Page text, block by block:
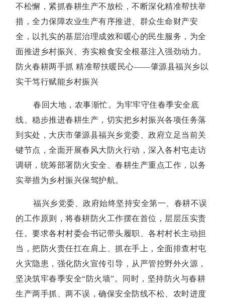
不松懈，紧抓春耕生产不放松，不断深化精准帮扶举
措，全力保障农业生产有序推进、群众生命财产安
全，以扎实的基层治理成效和暖心的民生服务，为全
面推进乡村振兴、夯实粮食安全根基注入强劲动力。
防火春耕两手抓 精准帮扶暖民心——肇源县福兴乡以
实干笃行赋能乡村振兴
春回大地，农事渐忙。为牢牢守住春季安全底
线、稳步推进春耕生产，切实把乡村振兴各项任务落
到实处，大庆市肇源县福兴乡党委、政府立足当前关
键节点，全面开展春风大防火行动，深入各村屯走访
调研，统筹部署防火安全、春耕生产重点工作，以务
实举措为乡村振兴保驾护航。
福兴乡党委、政府始终坚持安全第一、春耕不误
的工作原则，将春耕防火工作摆在首位，层层压实责
任。要求各村村委会书记带头履职、各村村长主动担
当，把防火责任扛在肩上、抓在手上，全面排查村屯
火灾隐患，强化防火宣传引导，从严管控野外火源，
坚决筑牢春季安全“防火墙”。同时，坚持防火与春耕
生产两手抓、两不误，确保安全防线不松、农时进度